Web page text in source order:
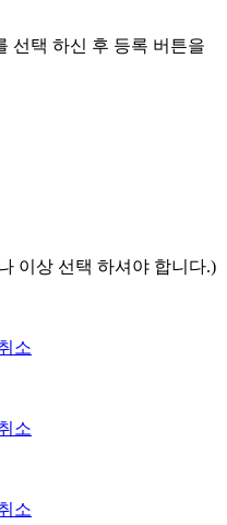
선택 하신 후 등록 버튼을
이상 선택 하셔야 합니다.)
소
소
소